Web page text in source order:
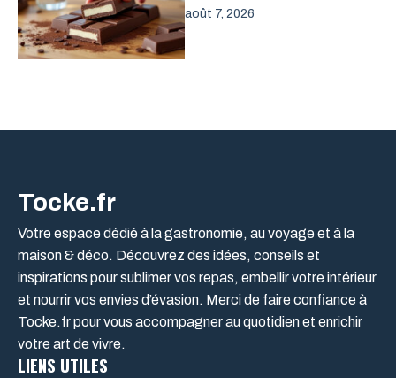
août 7, 2026
Tocke.fr
Votre espace dédié à la gastronomie, au voyage et à la
maison & déco. Découvrez des idées, conseils et
inspirations pour sublimer vos repas, embellir votre intérieur
et nourrir vos envies d’évasion. Merci de faire confiance à
Tocke.fr pour vous accompagner au quotidien et enrichir
votre art de vivre.
LIENS UTILES